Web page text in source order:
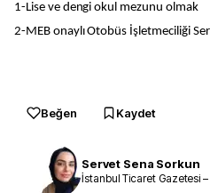
1-Lise ve dengi okul mezunu olmak
2-MEB onaylı Otobüs İşletmeciliği
Beğen Kaydet
Servet Sena Sorkun
İstanbul Ticaret Gazetesi –